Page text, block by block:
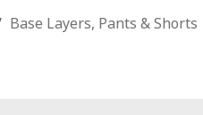
Base Layers, Pants & Shorts